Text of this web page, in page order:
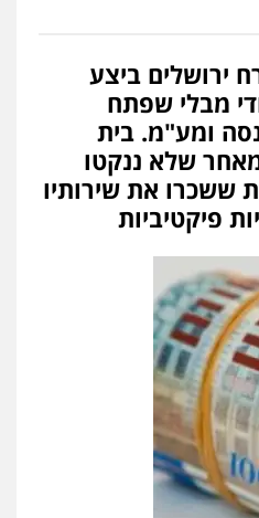
ירושלים ביצע
מבלי שפתח
ומע"מ. בית
שלא ננקטו
ששכרו את שירותיו
פיקטיביות